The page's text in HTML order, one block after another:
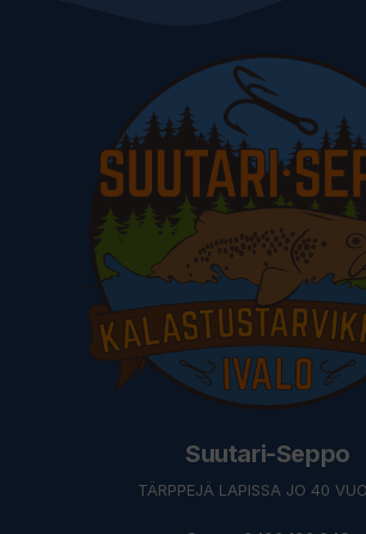
Suutari-Seppo
TÄRPPEJÄ LAPISSA JO 40